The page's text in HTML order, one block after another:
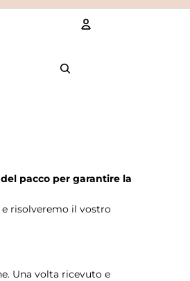
pacco per garantire la
risolveremo il vostro
Una volta ricevuto e